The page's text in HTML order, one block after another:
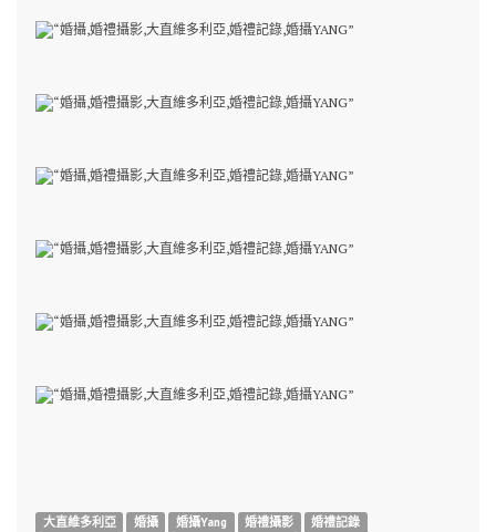
大直維多利亞 婚攝 婚攝Yang 婚禮攝影 婚禮記錄